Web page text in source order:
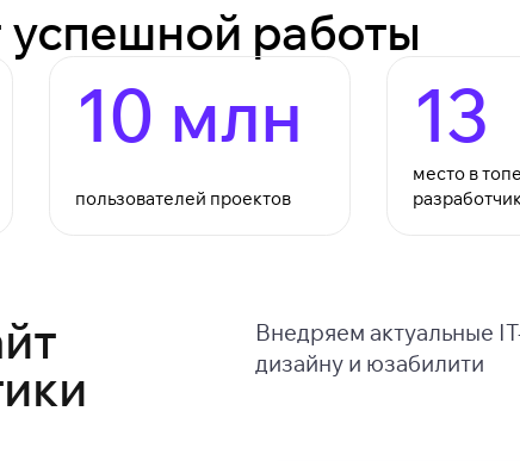
успешной работы
10 млн
пользователей проектов
13
место в
Внедряем актуальные
дизайну и юзабилити